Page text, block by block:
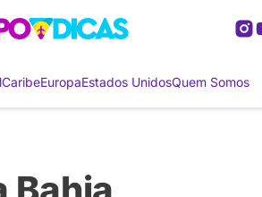
CaribeEuropaEstados UnidosQuem Somos